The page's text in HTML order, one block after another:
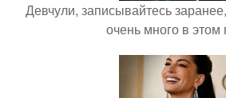
Девчули, записывайтесь
очень много в этом